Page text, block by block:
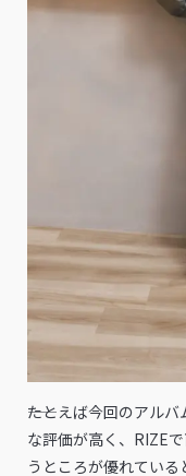
――たとえば今回のアル
な評価が高く、RIZE
うところが優れている